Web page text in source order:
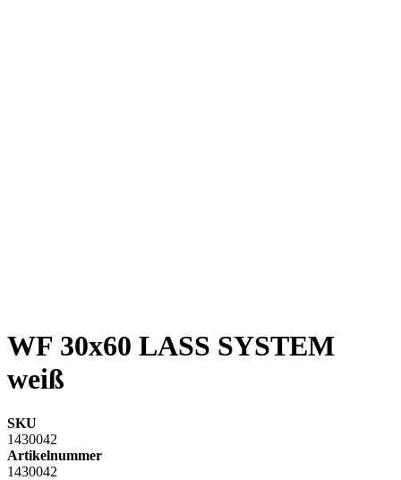
WF 30x60 LASS SYSTEM
weiß
SKU
1430042
Artikelnummer
1430042